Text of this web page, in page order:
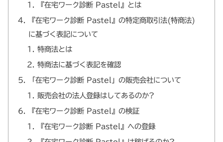
『在宅ワーク診断 Pastel』とは
『在宅ワーク診断 Pastel』の特定商取引法(特商法)
に基づく表記について
特商法とは
特商法に基づく表記を確認
「在宅ワーク診断 Pastel」の販売会社について
販売会社の法人登録はしてあるのか?
『在宅ワーク診断 Pastel』の検証
『在宅ワーク診断 Pastel』への登録